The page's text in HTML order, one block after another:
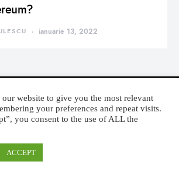
ianuarie 13, 2022
MONDEN
our website to give you the most relevant
your preferences and repeat visits.
you consent to the use of ALL the
ACCEPT